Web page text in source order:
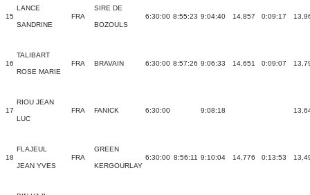
15
LANCE
SANDRINE
FRA
SIRE DE
BOZOULS
6:30:00 8:55:23 9:04:40 14,857 0:09:17
16
TALIBART
ROSE MARIE
FRA BRAVAIN 6:30:00 8:57:26 9:06:33 14,651 0:09:07
17
RIOU JEAN
LUC
FRA FANICK 6:30:00 9:08:18
18
FLAJEUL
JEAN YVES
FRA
GREEN
KERGOURLAY
6:30:00 8:56:11 9:10:04 14,776 0:13:53